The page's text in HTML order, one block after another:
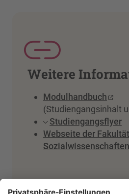
Weitere
Modulhandbuch
(Studiengangsinhalt
Studiengangsflyer
Webseite der Fakultät
Sozialwissenschaften